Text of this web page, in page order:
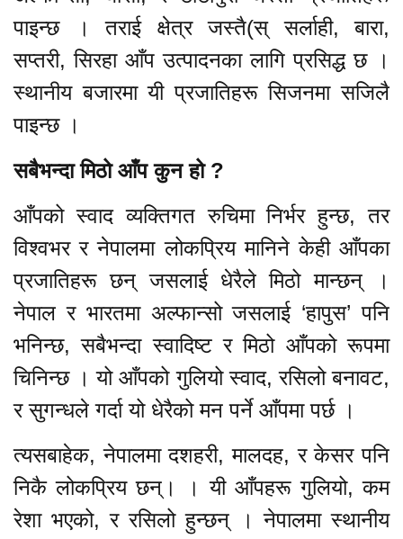
पाइन्छ । तराई क्षेत्र जस्तै(स् सर्लाही, बारा,
सप्तरी, सिरहा आँप उत्पादनका लागि प्रसिद्ध छ ।
स्थानीय बजारमा यी प्रजातिहरू सिजनमा सजिलै
पाइन्छ ।
सबैभन्दा मिठो आँप कुन हो ?
आँपको स्वाद व्यक्तिगत रुचिमा निर्भर हुन्छ, तर
विश्वभर र नेपालमा लोकप्रिय मानिने केही आँपका
प्रजातिहरू छन् जसलाई धेरैले मिठो मान्छन् ।
नेपाल र भारतमा अल्फान्सो जसलाई ‘हापुस’ पनि
भनिन्छ, सबैभन्दा स्वादिष्ट र मिठो आँपको रूपमा
चिनिन्छ । यो आँपको गुलियो स्वाद, रसिलो बनावट,
र सुगन्धले गर्दा यो धेरैको मन पर्ने आँपमा पर्छ ।
त्यसबाहेक, नेपालमा दशहरी, मालदह, र केसर पनि
निकै लोकप्रिय छन्। । यी आँपहरू गुलियो, कम
रेशा भएको, र रसिलो हुन्छन् । नेपालमा स्थानीय